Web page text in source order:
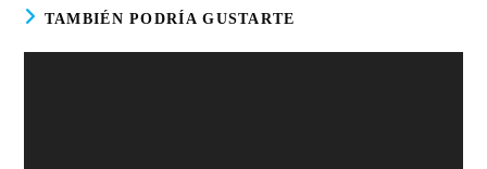
TAMBIÉN PODRÍA GUSTARTE